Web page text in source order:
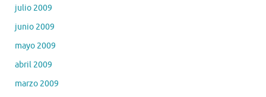
julio 2009
junio 2009
mayo 2009
abril 2009
marzo 2009